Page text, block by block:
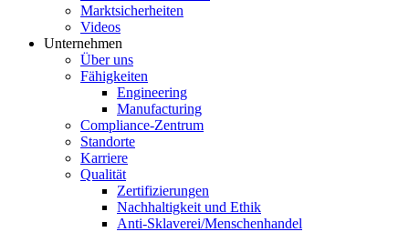
Marktsicherheiten
Videos
Unternehmen
Über uns
Fähigkeiten
Engineering
Manufacturing
Compliance-Zentrum
Standorte
Karriere
Qualität
Zertifizierungen
Nachhaltigkeit und Ethik
Anti-Sklaverei/Menschenhandel